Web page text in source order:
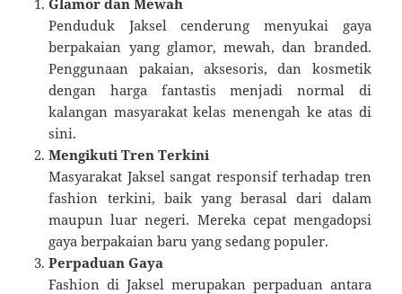
Penduduk Jaksel cenderung menyukai gaya
berpakaian yang glamor, mewah, dan branded.
Penggunaan pakaian, aksesoris, dan kosmetik
dengan harga fantastis menjadi normal di
kalangan masyarakat kelas menengah ke atas di
sini.
Mengikuti Tren Terkini
Masyarakat Jaksel sangat responsif terhadap tren
fashion terkini, baik yang berasal dari dalam
maupun luar negeri. Mereka cepat mengadopsi
gaya berpakaian baru yang sedang populer.
Perpaduan Gaya
Fashion di Jaksel merupakan perpaduan antara